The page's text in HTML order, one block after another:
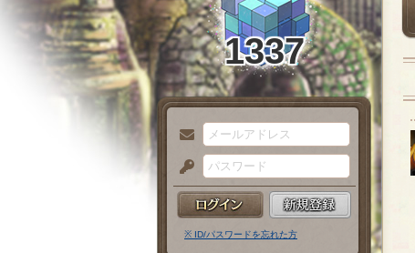
1337
メ
ー
ル
ア
パ
ス
※ ID/パスワードを忘れた方